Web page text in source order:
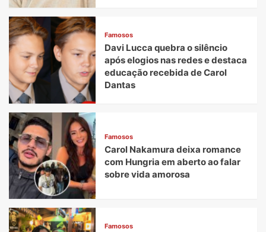
Famosos
Davi Lucca quebra o silêncio
após elogios nas redes e destaca
educação recebida de Carol
Dantas
Famosos
Carol Nakamura deixa romance
com Hungria em aberto ao falar
sobre vida amorosa
Famosos